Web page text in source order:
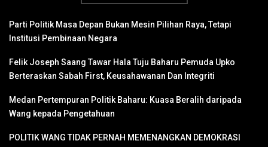
Parti Politik Masa Depan Bukan Mesin Pilihan Raya, Tetapi
Institusi Pembinaan Negara
Felik Joseph Saang Tawar Hala Tuju Baharu Pemuda Upko
Berteraskan Sabah First, Keusahawanan Dan Integriti
Medan Pertempuran Politik Baharu: Kuasa Beralih daripada
Wang kepada Pengetahuan
POLITIK WANG TIDAK PERNAH MEMENANGKAN DEMOKRASI